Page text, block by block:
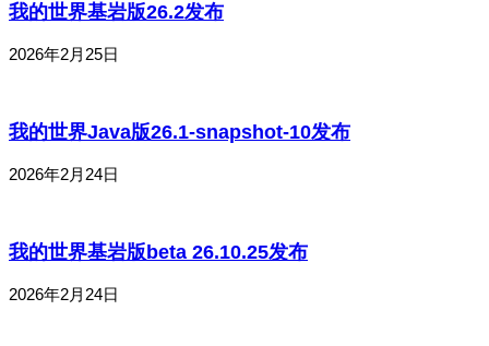
我的世界基岩版26.2发布
2026年2月25日
我的世界Java版26.1-snapshot-10发布
2026年2月24日
我的世界基岩版beta 26.10.25发布
2026年2月24日